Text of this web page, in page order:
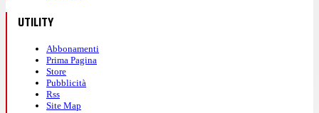
UTILITY
Abbonamenti
Prima Pagina
Store
Pubblicità
Rss
Site Map